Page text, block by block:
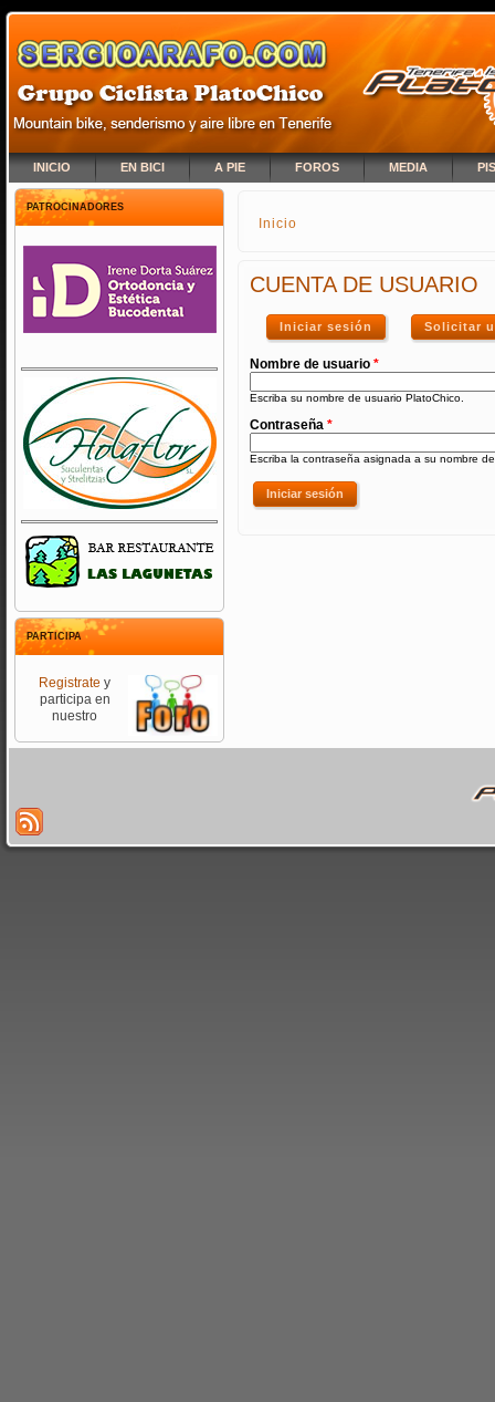
INICIO EN BICI A PIE FOROS MEDIA
PATROCINADORES
PARTICIPA
Registrate y
participa en
nuestro
SE ENCUENTRA USTED
Inicio
CUENTA DE USUARIO
Iniciar sesión (solapa activa)
Solicitar
Nombre de usuario *
Escriba su nombre de usuario PlatoChico.
Contraseña *
Escriba la contraseña asignada a su nombre